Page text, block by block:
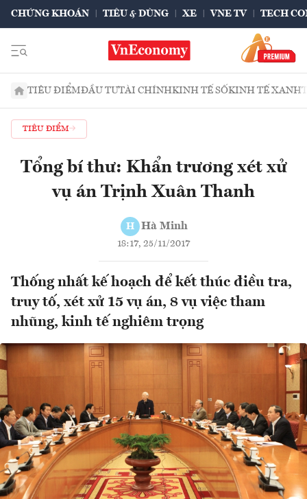
CHỨNG KHOÁN TIÊU & DÙNG XE VNE TV TECH
TIÊU ĐIỂMĐẦU TƯTÀI CHÍNHKINH TẾ SỐKINH TẾ XANH
TIÊU ĐIỂM
Tổng bí thư: Khẩn trương xét xử
vụ án Trịnh Xuân Thanh
H Hà Minh
18:17, 25/11/2017
Thống nhất kế hoạch để kết thúc điều tra,
truy tố, xét xử 15 vụ án, 8 vụ việc tham
nhũng, kinh tế nghiêm trọng